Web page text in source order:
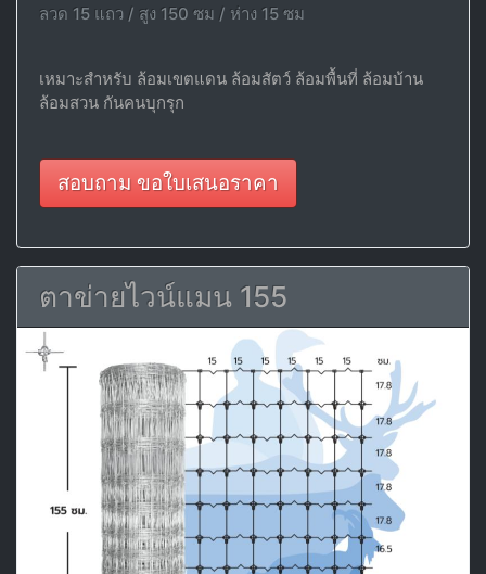
ลวด 15 แถว / สูง 150 ซม / ห่าง 15 ซม
เหมาะสำหรับ ล้อมเขตแดน ล้อมสัตว์ ล้อมพื้นที่ ล้อมบ้าน
ล้อมสวน กันคนบุกรุก
สอบถาม ขอใบเสนอราคา
ตาข่ายไวน์แมน 155